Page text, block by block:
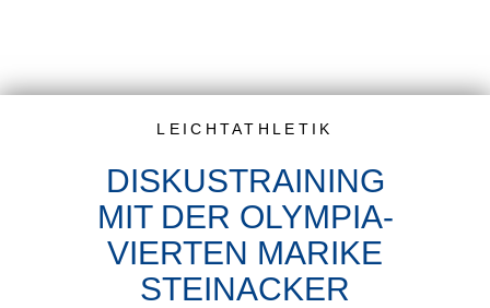
LEICHTATHLETIK
DISKUSTRAINING
MIT DER OLYMPIA-
VIERTEN MARIKE
STEINACKER